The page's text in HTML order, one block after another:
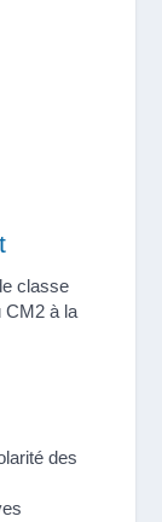
classe
CM2 à la
des